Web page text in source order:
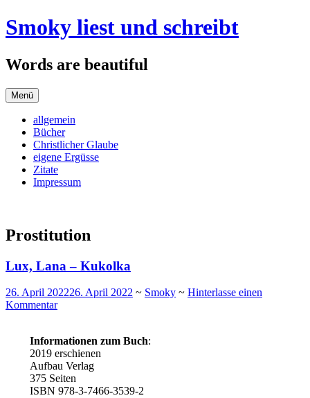
Zum
Inhalt
Smoky liest und schreibt
Words are beautiful
Menü
allgemein
Bücher
Christlicher Glaube
eigene Ergüsse
Zitate
Impressum
Prostitution
Lux, Lana – Kukolka
26. April 202226. April 2022 ~ Smoky ~ Hinterlasse einen
Kommentar
Informationen zum Buch:
2019 erschienen
Aufbau Verlag
375 Seiten
ISBN 978-3-7466-3539-2